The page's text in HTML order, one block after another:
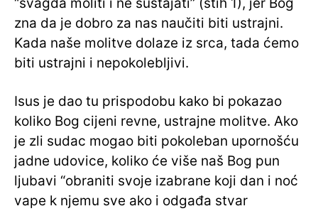
zna da je dobro za nas naučiti biti ustrajni.
Kada naše molitve dolaze iz srca, tada ćemo
biti ustrajni i nepokolebljivi.
Isus je dao tu prispodobu kako bi pokazao
koliko Bog cijeni revne, ustrajne molitve. Ako
je zli sudac mogao biti pokoleban upornošću
jadne udovice, koliko će više naš Bog pun
ljubavi “obraniti svoje izabrane koji dan i noć
vape k njemu sve ako i odgađa stvar